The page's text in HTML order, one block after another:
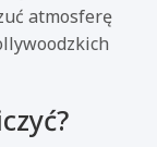
atmosferę